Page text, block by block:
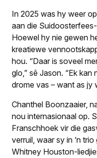
In 2025 was hy weer
aan die
Hoewel hy nie gewen
kreatiewe
hou. “Daar is soveel
glo,” sê Jason. “Ek
drome vas – want as jy
Chanthel Boonzaaier,
nou internasionaal op.
Franschhoek vir die
verruil, waar sy in ‘n
Whitney Houston-